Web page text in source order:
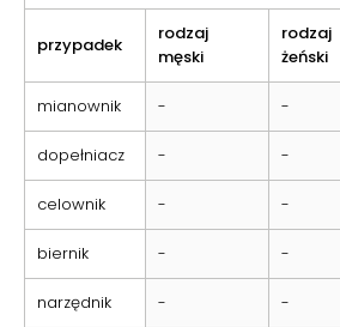
przypadek
rodzaj
męski
rodzaj
żeński
mianownik - -
dopełniacz - -
celownik - -
biernik - -
narzędnik - -